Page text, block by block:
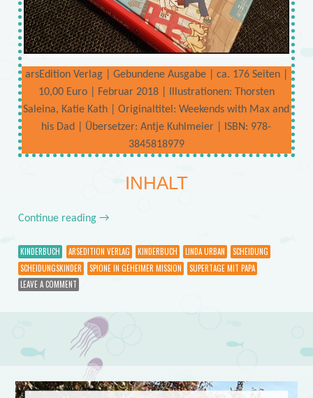
arsEdition Verlag | Gebundene Ausgabe | ca. 176 Seiten |
10,00 Euro | Februar 2018 | Illustrationen: Thorsten
Saleina, Katie Kath | Originaltitel: Weekends with Max and
his Dad | Übersetzer: Antje Kuhlmeier | ISBN: 978-
3845818979
INHALT
Continue reading →
KINDERBUCH ARSEDITION VERLAG KINDERBUCH LINDA URBAN
SCHEIDUNG
SCHEIDUNGSKINDER
SPIONE IN GEHEIMER MISSION
SUPERTAGE MIT PAPA
LEAVE A COMMENT
Post navigation